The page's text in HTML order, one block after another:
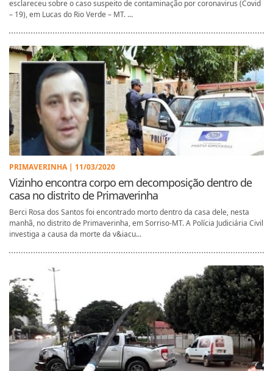
esclareceu sobre o caso suspeito de contaminação por coronavirus (Covid
– 19), em Lucas do Rio Verde – MT. ...
PRIMAVERINHA | 11/03/2020
Vizinho encontra corpo em decomposição dentro de
casa no distrito de Primaverinha
Berci Rosa dos Santos foi encontrado morto dentro da casa dele, nesta
manhã, no distrito de Primaverinha, em Sorriso-MT. A Polícia Judiciária Civil
investiga a causa da morte da v&iacu...